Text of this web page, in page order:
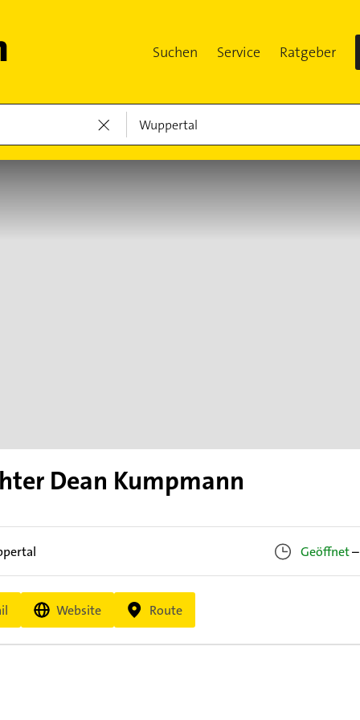
Suchen Service Ratgeber
Dean Kumpmann
Geöffnet–
Website Route